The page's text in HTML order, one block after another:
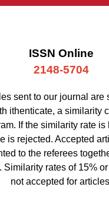
ISSN Online
2148-5704
sent to our journal are
ithenticate, a similarity
If the similarity rate is
is rejected. Accepted
to the referees
Similarity rates of 15%
not accepted for